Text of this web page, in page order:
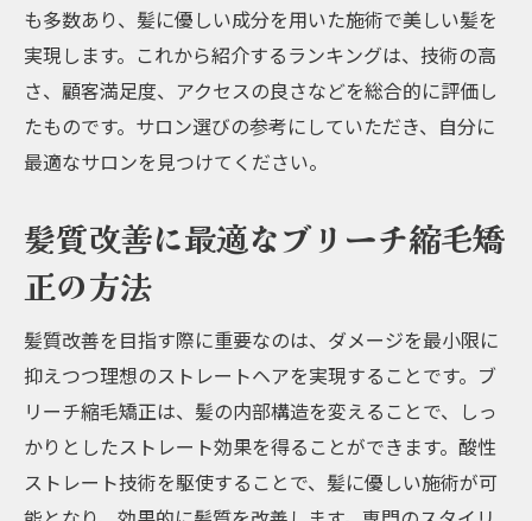
も多数あり、髪に優しい成分を用いた施術で美しい髪を
実現します。これから紹介するランキングは、技術の高
さ、顧客満足度、アクセスの良さなどを総合的に評価し
たものです。サロン選びの参考にしていただき、自分に
最適なサロンを見つけてください。
髪質改善に最適なブリーチ縮毛矯
正の方法
髪質改善を目指す際に重要なのは、ダメージを最小限に
抑えつつ理想のストレートヘアを実現することです。ブ
リーチ縮毛矯正は、髪の内部構造を変えることで、しっ
かりとしたストレート効果を得ることができます。酸性
ストレート技術を駆使することで、髪に優しい施術が可